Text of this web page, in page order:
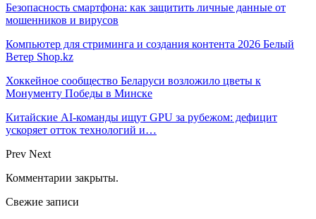
Безопасность смартфона: как защитить личные данные от
мошенников и вирусов
Компьютер для стриминга и создания контента 2026 Белый
Ветер Shop.kz
Хоккейное сообщество Беларуси возложило цветы к
Монументу Победы в Минске
Китайские AI-команды ищут GPU за рубежом: дефицит
ускоряет отток технологий и…
Prev Next
Комментарии закрыты.
Свежие записи